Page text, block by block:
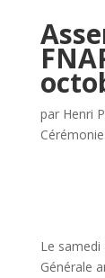
par Henri
Le samedi
Générale